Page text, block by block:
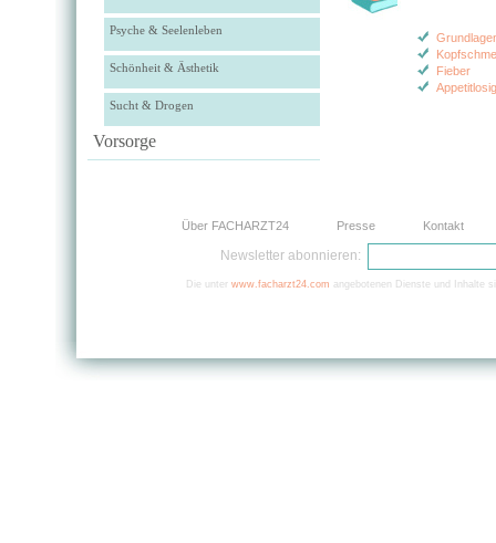
Psyche & Seelenleben
Schönheit & Ästhetik
Sucht & Drogen
Vorsorge
Fieber
Über FACHARZT24 Presse Kontakt
Newsletter abonnieren:
Die unter www.facharzt24.com angebotenen Dienste und Inhalte